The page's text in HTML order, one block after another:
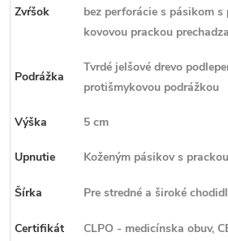
Zvŕšok
bez perforácie s pásikom
kovovou prackou
Podrážka
Tvrdé jelšové drevo
protišmykovou podrážkou
Výška 5 cm
Upnutie Koženým pásikov s
Šírka Pre stredné a široké
Certifikát CLPO - medicínska obuv,